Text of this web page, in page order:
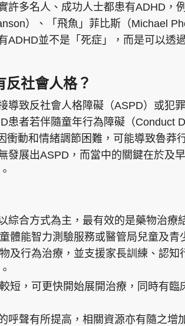
許多名人、成功人士都患有ADHD，
）、「飛魚」菲比斯（Michael
ADHD並不是「死症」，而是可以透
反社會人格？
導致反社會人格障礙（ASPD）或犯
患者若伴隨童年行為障礙（Conduct
衝動和情緒調節困難，可能導致魯莽
發展出ASPD，而當中的關鍵在於及
綜合方式為主，最有效的是藥物治療
體能智力測驗服務或醫管局兒童及青
及行為治療，並支援家長訓練、認知
短，可更快開始展開治療，同時有臨
呼聲有所提高，相關資源亦有隨之增